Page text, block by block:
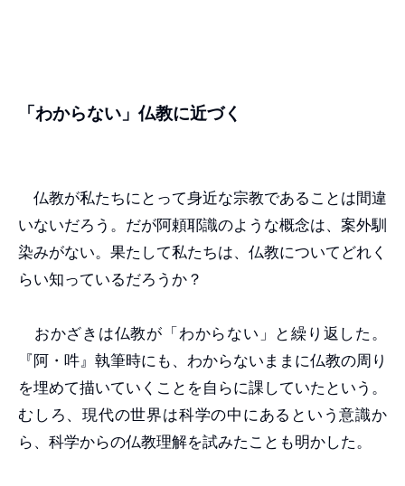
「わからない」仏教に近づく
仏教が私たちにとって身近な宗教であることは間違
いないだろう。だが阿頼耶識のような概念は、案外馴
染みがない。果たして私たちは、仏教についてどれく
らい知っているだろうか？
おかざきは仏教が「わからない」と繰り返した。
『阿・吽』執筆時にも、わからないままに仏教の周り
を埋めて描いていくことを自らに課していたという。
むしろ、現代の世界は科学の中にあるという意識か
ら、科学からの仏教理解を試みたことも明かした。